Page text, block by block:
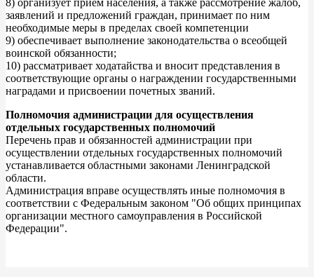
заявлений и предложений граждан, принимает по ним
необходимые меры в пределах своей компетенции
9) обеспечивает выполнение законодательства о всеобщей
воинской обязанности;
10) рассматривает ходатайства и вносит представления в
соответствующие органы о награждении государственными
наградами и присвоении почетных званий.
Полномочия администрации для осуществления
отдельных государственных полномочий
Перечень прав и обязанностей администрации при
осуществлении отдельных государственных полномочий
устанавливается областными законами Ленинградской
области.
Администрация вправе осуществлять иные полномочия в
соответствии с Федеральным законом "Об общих принципах
организации местного самоуправления в Российской
Федерации".